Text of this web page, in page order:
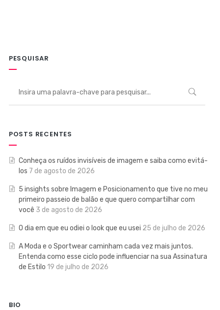
PESQUISAR
POSTS RECENTES
Conheça os ruídos invisíveis de imagem e saiba como evitá-
los 7 de agosto de 2026
5 insights sobre Imagem e Posicionamento que tive no meu
primeiro passeio de balão e que quero compartilhar com
você 3 de agosto de 2026
O dia em que eu odiei o look que eu usei 25 de julho de 2026
A Moda e o Sportwear caminham cada vez mais juntos.
Entenda como esse ciclo pode influenciar na sua Assinatura
de Estilo 19 de julho de 2026
BIO